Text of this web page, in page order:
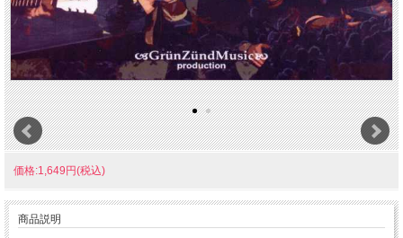
価格:1,649円(税込)
商品説明